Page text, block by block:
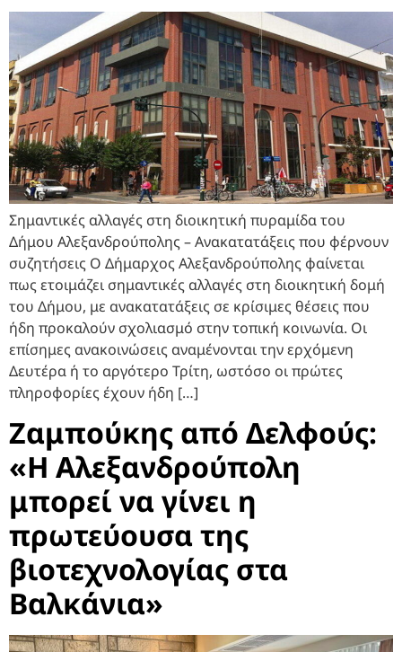
Σημαντικές αλλαγές στη διοικητική πυραμίδα του
Δήμου Αλεξανδρούπολης – Ανακατατάξεις που φέρνουν
συζητήσεις Ο Δήμαρχος Αλεξανδρούπολης φαίνεται
πως ετοιμάζει σημαντικές αλλαγές στη διοικητική δομή
του Δήμου, με ανακατατάξεις σε κρίσιμες θέσεις που
ήδη προκαλούν σχολιασμό στην τοπική κοινωνία. Οι
επίσημες ανακοινώσεις αναμένονται την ερχόμενη
Δευτέρα ή το αργότερο Τρίτη, ωστόσο οι πρώτες
πληροφορίες έχουν ήδη […]
Ζαμπούκης από Δελφούς:
«Η Αλεξανδρούπολη
μπορεί να γίνει η
πρωτεύουσα της
βιοτεχνολογίας στα
Βαλκάνια»